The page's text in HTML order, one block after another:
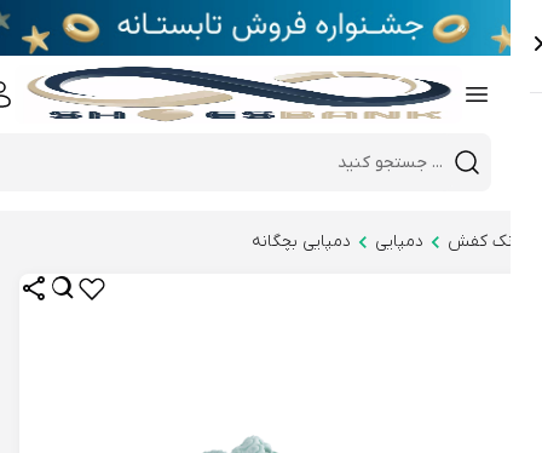
Mobile header search
e
کفش دمپایی دمپایی بچگانه